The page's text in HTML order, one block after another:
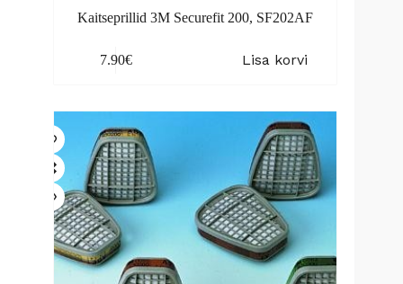
Kaitseprillid 3M Securefit 200, SF202AF
7.90€ Lisa korvi